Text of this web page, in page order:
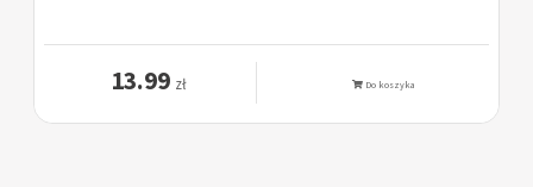
13.99 zł Do koszyka